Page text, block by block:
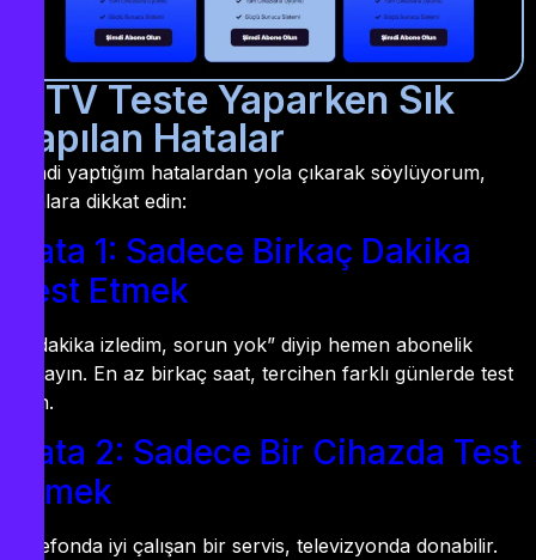
IPTV Teste Yaparken Sık
Yapılan Hatalar
Kendi yaptığım hatalardan yola çıkarak söylüyorum,
şunlara dikkat edin:
Hata 1: Sadece Birkaç Dakika
Test Etmek
“5 dakika izledim, sorun yok” diyip hemen abonelik
almayın. En az birkaç saat, tercihen farklı günlerde test
edin.
Hata 2: Sadece Bir Cihazda Test
Etmek
Telefonda iyi çalışan bir servis, televizyonda donabilir.